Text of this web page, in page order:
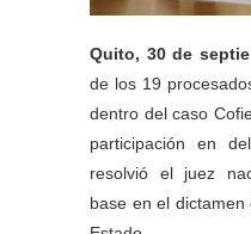
Quito, 30 de
de los 19
dentro del caso
participación en
resolvió el juez
base en el